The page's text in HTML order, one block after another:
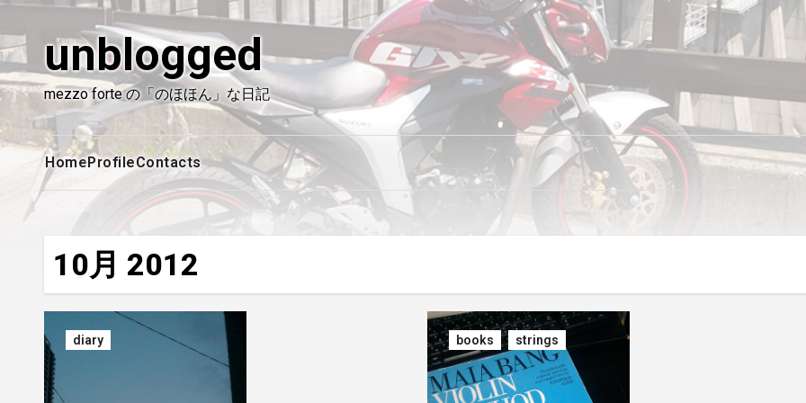
容
を
ス
ッ
unblogged
mezzo forte の「のほほん」な日記
HomeProfileContacts
10月 2012
diary books strings